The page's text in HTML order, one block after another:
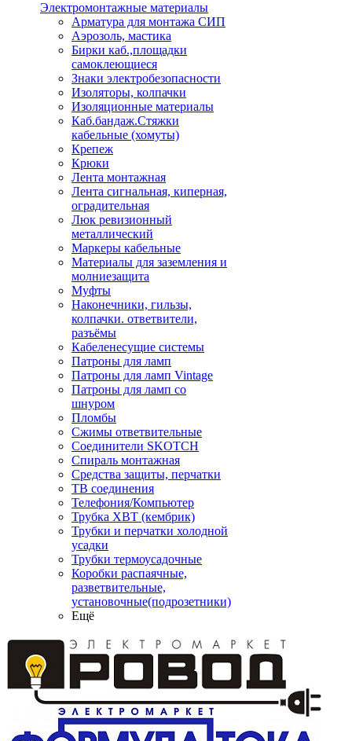
Электромонтажные материалы
Арматура для монтажа СИП
Аэрозоль, мастика
Бирки каб.,площадки
самоклеющиеся
Знаки электробезопасности
Изоляторы, колпачки
Изоляционные материалы
Каб.бандаж.Стяжки
кабельные (хомуты)
Крепеж
Крюки
Лента монтажная
Лента сигнальная, киперная,
оградительная
Люк ревизионный
металлический
Маркеры кабельные
Материалы для заземления и
молниезащита
Муфты
Наконечники, гильзы,
колпачки. ответвители,
разъёмы
Кабеленесущие системы
Патроны для ламп
Патроны для ламп Vintage
Патроны для ламп со
шнуром
Пломбы
Сжимы ответвительные
Соединители SKOTCH
Спираль монтажная
Средства защиты, перчатки
ТВ соединения
Телефония/Компьютер
Трубка ХВТ (кембрик)
Трубки и перчатки холодной
усадки
Трубки термоусадочные
Коробки распаячные,
разветвительные,
установочные(подрозетники)
Ещё